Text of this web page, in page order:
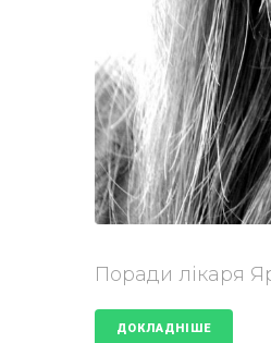
Поради лікаря
ДОКЛАДНІШЕ